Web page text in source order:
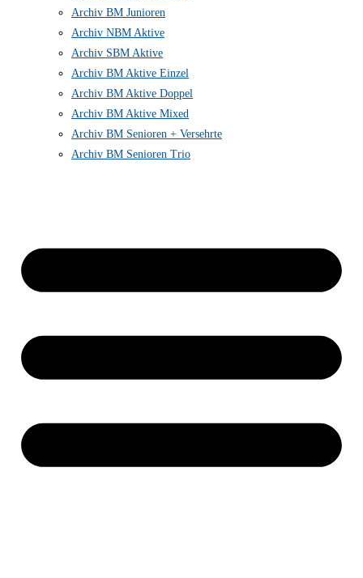
Archiv BM Junioren
Archiv NBM Aktive
Archiv SBM Aktive
Archiv BM Aktive Einzel
Archiv BM Aktive Doppel
Archiv BM Aktive Mixed
Archiv BM Senioren + Versehrte
Archiv BM Senioren Trio